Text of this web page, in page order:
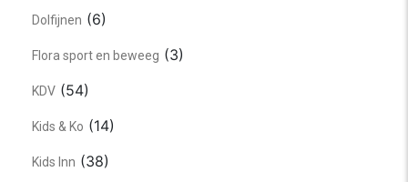
Dolfijnen (6)
Flora sport en beweeg (3)
KDV (54)
Kids & Ko (14)
Kids Inn (38)